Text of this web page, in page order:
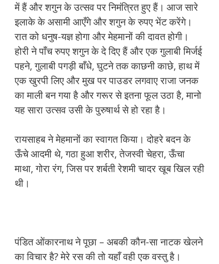
में हैं और शगुन के उत्सव पर निमंत्रित हुए हैं। आज सारे
इलाके के असामी आएँगे और शगुन के रुपए भेंट करेंगे।
रात को धनुष-यज्ञ होगा और मेहमानों की दावत होगी।
होरी ने पाँच रुपए शगुन के दे दिए हैं और एक गुलाबी मिर्जई
पहने, गुलाबी पगड़ी बाँधे, घुटने तक काछनी काछे, हाथ में
एक खुरपी लिए और मुख पर पाउडर लगवाए राजा जनक
का माली बन गया है और गरूर से इतना फूल उठा है, मानो
यह सारा उत्सव उसी के पुरुषार्थ से हो रहा है।
रायसाहब ने मेहमानों का स्वागत किया। दोहरे बदन के
ऊँचे आदमी थे, गठा हुआ शरीर, तेजस्वी चेहरा, ऊँचा
माथा, गोरा रंग, जिस पर शर्बती रेशमी चादर खूब खिल रही
थी।
पंडित ओंकारनाथ ने पूछा – अबकी कौन-सा नाटक खेलने
का विचार है? मेरे रस की तो यहाँ वही एक वस्तु है।